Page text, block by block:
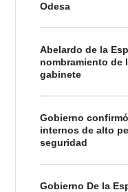
Odesa
Abelardo de la
nombramiento de
gabinete
Gobierno
internos de alto
seguridad
Gobierno De la